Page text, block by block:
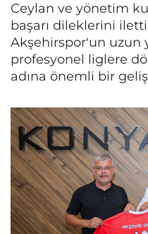
Ceylan ve yönetim
başarı dileklerini
Akşehirspor'un uzun
profesyonel liglere
adına önemli bir